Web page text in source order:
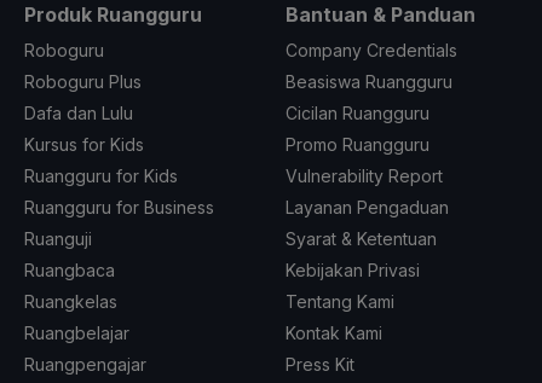
Produk Ruangguru
Roboguru
Roboguru Plus
Dafa dan Lulu
Kursus for Kids
Ruangguru for Kids
Ruangguru for Business
Ruanguji
Ruangbaca
Ruangkelas
Ruangbelajar
Ruangpengajar
Bantuan & Panduan
Company Credentials
Beasiswa Ruangguru
Cicilan Ruangguru
Promo Ruangguru
Vulnerability Report
Layanan Pengaduan
Syarat & Ketentuan
Kebijakan Privasi
Tentang Kami
Kontak Kami
Press Kit